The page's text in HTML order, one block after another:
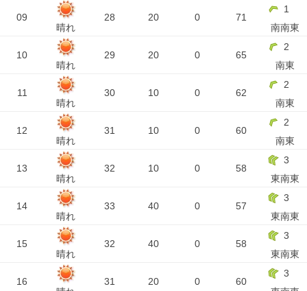
09
晴れ
28 20 0 71
1
南南東
10
晴れ
29 20 0 65
2
南東
11
晴れ
30 10 0 62
2
南東
12
晴れ
31 10 0 60
2
南東
13
晴れ
32 10 0 58
3
東南東
14
晴れ
33 40 0 57
3
東南東
15
晴れ
32 40 0 58
3
東南東
16
31 20 0 60
3